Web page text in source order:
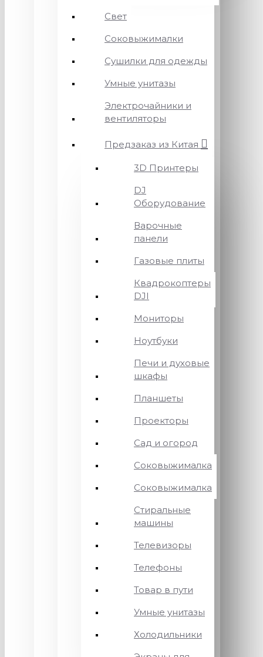
Свет
Соковыжималки
Сушилки для одежды
Умные унитазы
Электрочайники и
вентиляторы
Предзаказ из Китая
3D Принтеры
DJ
Оборудование
Варочные
панели
Газовые плиты
Квадрокоптеры
DJI
Мониторы
Ноутбуки
Печи и духовые
шкафы
Планшеты
Проекторы
Сад и огород
Соковыжималка
Соковыжималка
Стиральные
машины
Телевизоры
Телефоны
Товар в пути
Умные унитазы
Холодильники